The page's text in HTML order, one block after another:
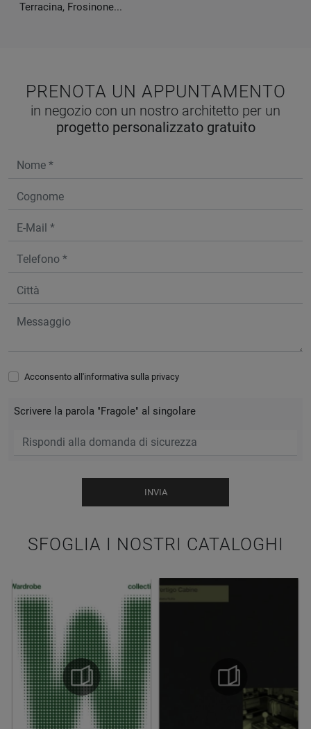
Terracina, Frosinone...
SFOGLIA I NOSTRI CATALOGHI
PRENOTA UN APPUNTAMENTO
in negozio con un nostro architetto per un
progetto personalizzato gratuito
Acconsento all'informativa sulla privacy
Scrivere la parola "Fragole" al singolare
INVIA